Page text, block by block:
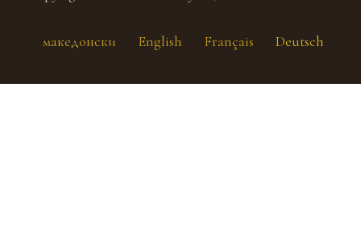
македонски English Français Deutsch